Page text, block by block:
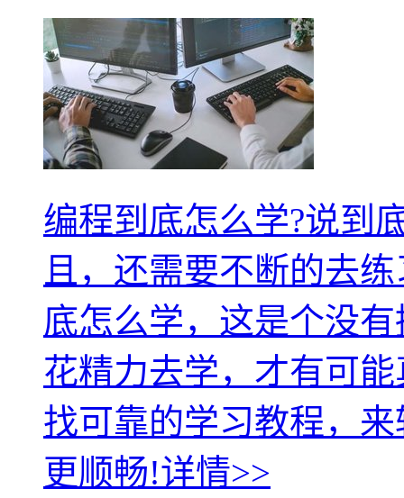
编程到底怎么学?说到
且，还需要不断的去
底怎么学，这是个没
花精力去学，才有可
找可靠的学习教程，
更顺畅!详情>>